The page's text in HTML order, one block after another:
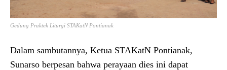
Gedung Praktek Liturgi STAKatN Pontianak
Dalam sambutannya, Ketua STAKatN Pontianak,
Sunarso berpesan bahwa perayaan dies ini dapat